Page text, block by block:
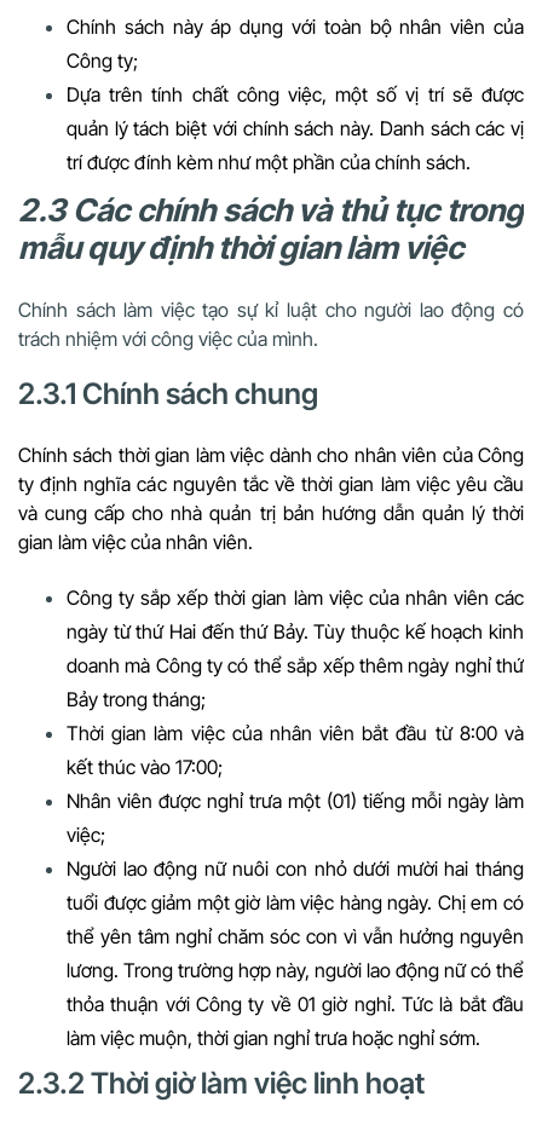
Chính sách này áp dụng với toàn bộ nhân viên của
Công ty;
Dựa trên tính chất công việc, một số vị trí sẽ được
quản lý tách biệt với chính sách này. Danh sách các vị
trí được đính kèm như một phần của chính sách.
2.3 Các chính sách và thủ tục trong
mẫu quy định thời gian làm việc
Chính sách làm việc tạo sự kỉ luật cho người lao động có
trách nhiệm với công việc của mình.
2.3.1 Chính sách chung
Chính sách thời gian làm việc dành cho nhân viên của Công
ty định nghĩa các nguyên tắc về thời gian làm việc yêu cầu
và cung cấp cho nhà quản trị bản hướng dẫn quản lý thời
gian làm việc của nhân viên.
Công ty sắp xếp thời gian làm việc của nhân viên các
ngày từ thứ Hai đến thứ Bảy. Tùy thuộc kế hoạch kinh
doanh mà Công ty có thể sắp xếp thêm ngày nghỉ thứ
Bảy trong tháng;
Thời gian làm việc của nhân viên bắt đầu từ 8:00 và
kết thúc vào 17:00;
Nhân viên được nghỉ trưa một (01) tiếng mỗi ngày làm
việc;
Người lao động nữ nuôi con nhỏ dưới mười hai tháng
tuổi được giảm một giờ làm việc hàng ngày. Chị em có
thể yên tâm nghỉ chăm sóc con vì vẫn hưởng nguyên
lương. Trong trường hợp này, người lao động nữ có thể
thỏa thuận với Công ty về 01 giờ nghỉ. Tức là bắt đầu
làm việc muộn, thời gian nghỉ trưa hoặc nghỉ sớm.
2.3.2 Thời giờ làm việc linh hoạt